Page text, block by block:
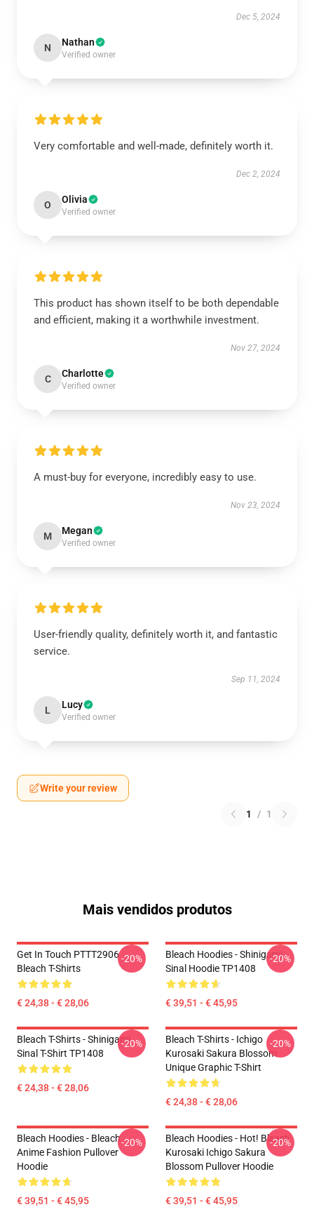
Dec 5, 2024
N Nathan
Verified owner
Very comfortable and well-made, definitely worth it.
Dec 2, 2024
O Olivia
Verified owner
This product has shown itself to be both dependable
and efficient, making it a worthwhile investment.
Nov 27, 2024
C Charlotte
Verified owner
A must-buy for everyone, incredibly easy to use.
Nov 23, 2024
M Megan
Verified owner
User-friendly quality, definitely worth it, and fantastic
service.
Sep 11, 2024
L Lucy
Verified owner
Write your review
1 / 1
Mais vendidos produtos
Get In Touch PTTT2906
Bleach T-Shirts
€ 24,38 - € 28,06
-20%
Bleach Hoodies - Shinigami
Sinal Hoodie TP1408
€ 39,51 - € 45,95
-20%
Bleach T-Shirts - Shinigami
Sinal T-Shirt TP1408
€ 24,38 - € 28,06
-20%
Bleach T-Shirts - Ichigo
Kurosaki Sakura Blossom
Unique Graphic T-Shirt
€ 24,38 - € 28,06
-20%
Bleach Hoodies - Bleach
Anime Fashion Pullover
Hoodie
€ 39,51 - € 45,95
-20%
Bleach Hoodies - Hot! Bleach
Kurosaki Ichigo Sakura
Blossom Pullover Hoodie
€ 39,51 - € 45,95
-20%